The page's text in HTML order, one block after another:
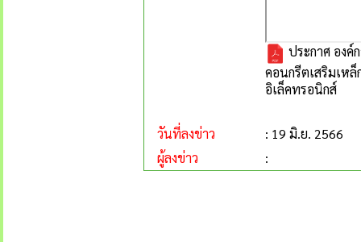
ประกาศ องค์
คอนกรีตเสริมเห
อิเล็คทรอนิกส์
วันที่ลงข่าว
: 19 มิ.ย. 2566
ผู้ลงข่าว
: